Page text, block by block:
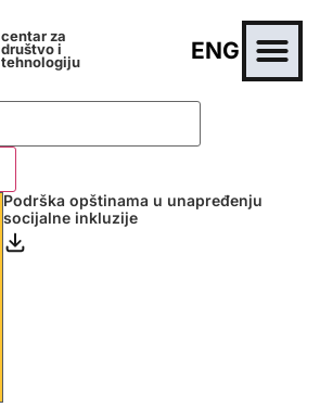
centar za
društvo i
tehnologiju ENG
Podrška opštinama u unapređenju
socijalne inkluzije